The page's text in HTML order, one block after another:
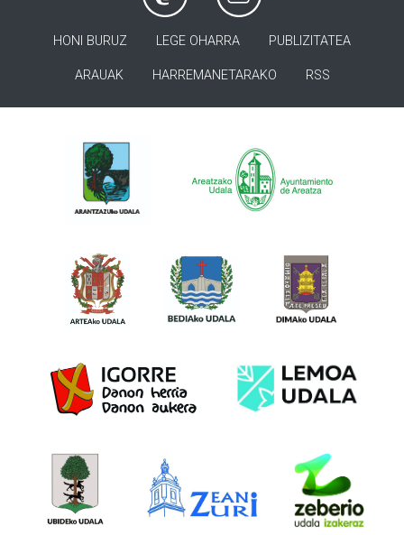
HONI BURUZ LEGE OHARRA PUBLIZITATEA
ARAUAK HARREMANETARAKO RSS